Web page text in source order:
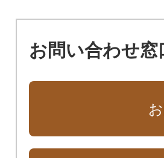
お問い合わせ窓